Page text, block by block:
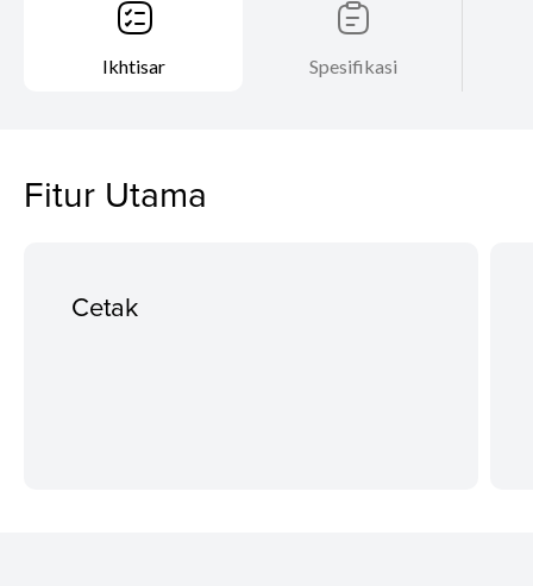
Ikhtisar Spesifikasi
Fitur Utama
Cetak